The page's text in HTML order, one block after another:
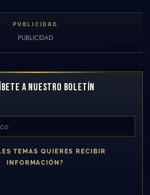
A NUESTRO BOLETÍN
TEMAS QUIERES RECIBIR
INFORMACIÓN?